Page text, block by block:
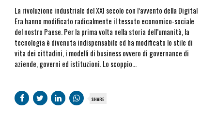
La rivoluzione industriale del XXI secolo con l’avvento della Digital
Era hanno modificato radicalmente il tessuto economico-sociale
del nostro Paese. Per la prima volta nella storia dell’umanità, la
tecnologia è divenuta indispensabile ed ha modificato lo stile di
vita dei cittadini, i modelli di business ovvero di governance di
aziende, governi ed istituzioni. Lo scoppio...
SHARE